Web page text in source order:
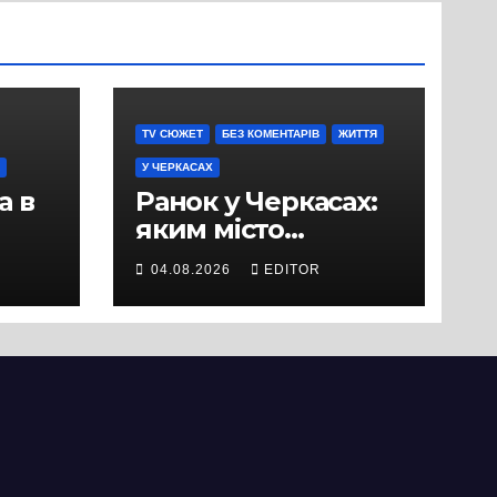
в
TV СЮЖЕТ БЕЗ КОМЕНТАРІВ ЖИТТЯ
У ЧЕРКАСАХ
Ранок у Черкасах:
яким місто
зустрічає новий
день
04.08.2026 EDITOR